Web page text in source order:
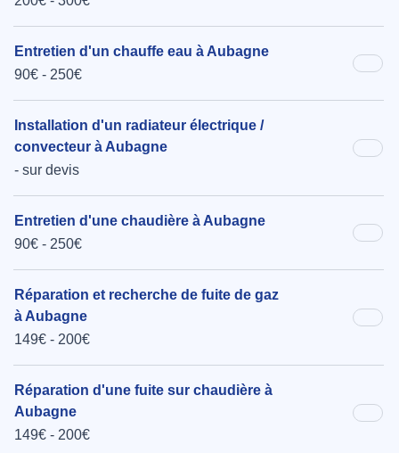
Entretien d'un chauffe eau à Aubagne
90€ - 250€
Installation d'un radiateur électrique /
convecteur à Aubagne
- sur devis
Entretien d'une chaudière à Aubagne
90€ - 250€
Réparation et recherche de fuite de gaz
à Aubagne
149€ - 200€
Réparation d'une fuite sur chaudière à
Aubagne
149€ - 200€